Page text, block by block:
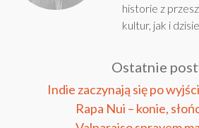
historie z
kultur, jak i
Ostatnie
Indie zaczynają się po
Rapa Nui – konie,